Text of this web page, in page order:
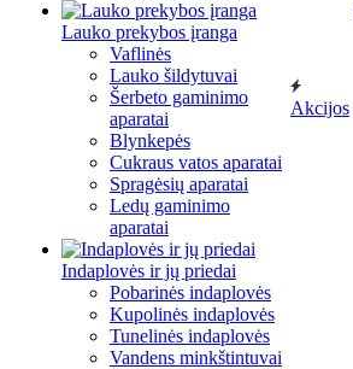
Lauko prekybos įranga
Vaflinės
Lauko šildytuvai
Šerbeto gaminimo
aparatai
Blynkepės
Cukraus vatos aparatai
Spragėsių aparatai
Ledų gaminimo
aparatai
Indaplovės ir jų priedai
Pobarinės indaplovės
Kupolinės indaplovės
Tunelinės indaplovės
Vandens minkštintuvai
Akcijos